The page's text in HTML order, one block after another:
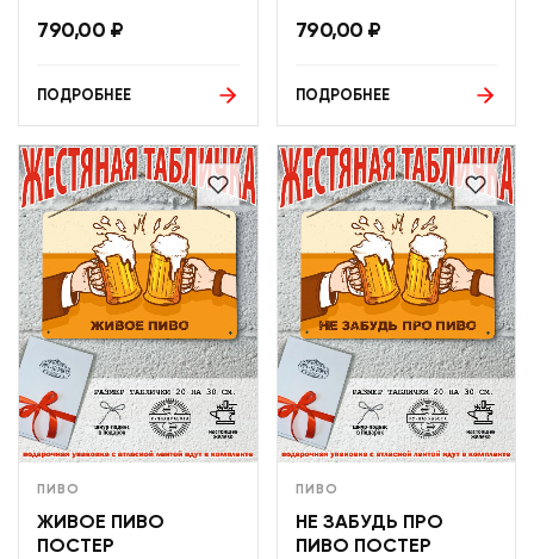
790,00 ₽
ПОДРОБНЕЕ
790,00 ₽
ПОДРОБНЕЕ
ПИВО
ЖИВОЕ ПИВО
ПОСТЕР
ПИВО
НЕ ЗАБУДЬ ПРО
ПИВО ПОСТЕР